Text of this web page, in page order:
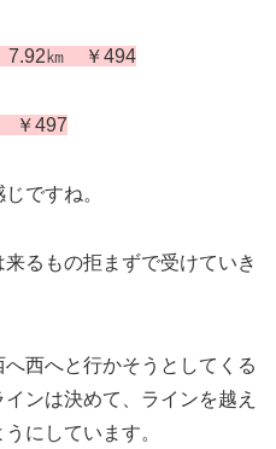
7.92㎞ ￥494
￥497
ですね。
るもの拒まずで受けていき
西へと行かそうとしてくる
ンは決めて、ラインを越え
にしています。